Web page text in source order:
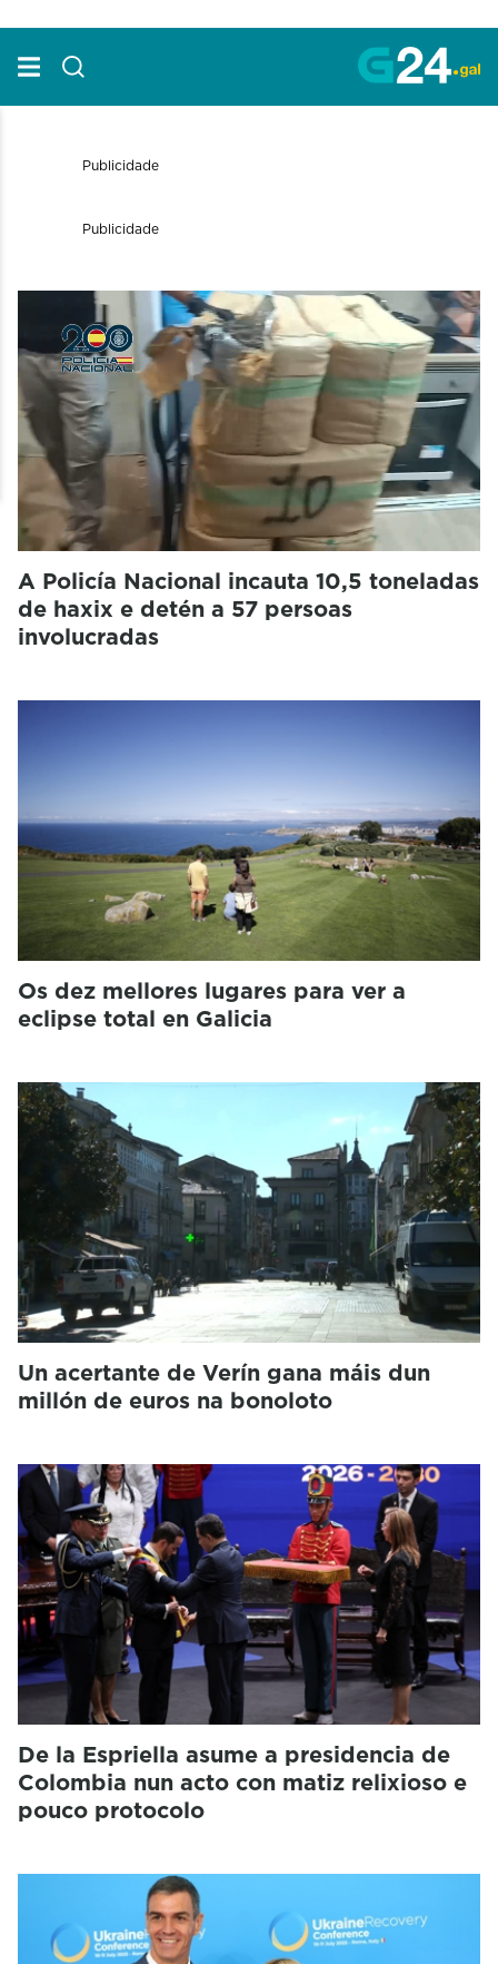
A Policía Nacional incauta 10,5 toneladas
de haxix e detén a 57 persoas
involucradas
Os dez mellores lugares para ver a
eclipse total en Galicia
Un acertante de Verín gana máis dun
millón de euros na bonoloto
De la Espriella asume a presidencia de
Colombia nun acto con matiz relixioso e
pouco protocolo
Publicidade
Publicidade